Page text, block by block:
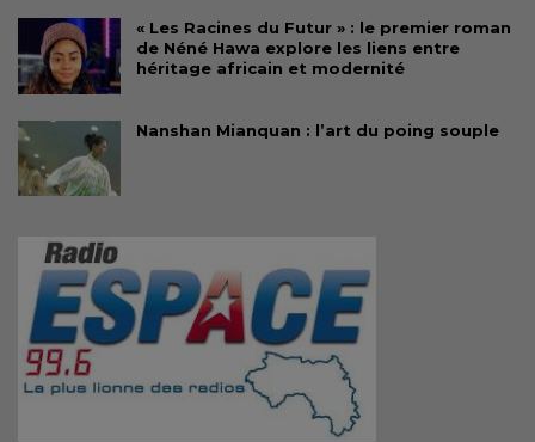
« Les Racines du Futur » : le premier roman
de Néné Hawa explore les liens entre
héritage africain et modernité
Nanshan Mianquan : l’art du poing souple